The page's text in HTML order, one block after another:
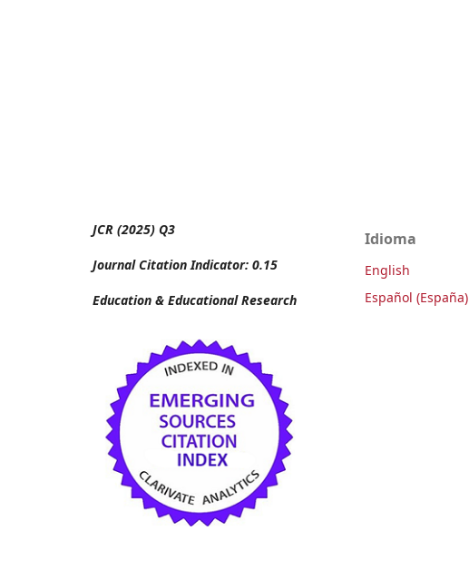
JCR (2025) Q3
Journal Citation Indicator: 0.15
Education & Educational Research
Idioma
English
Español (España)